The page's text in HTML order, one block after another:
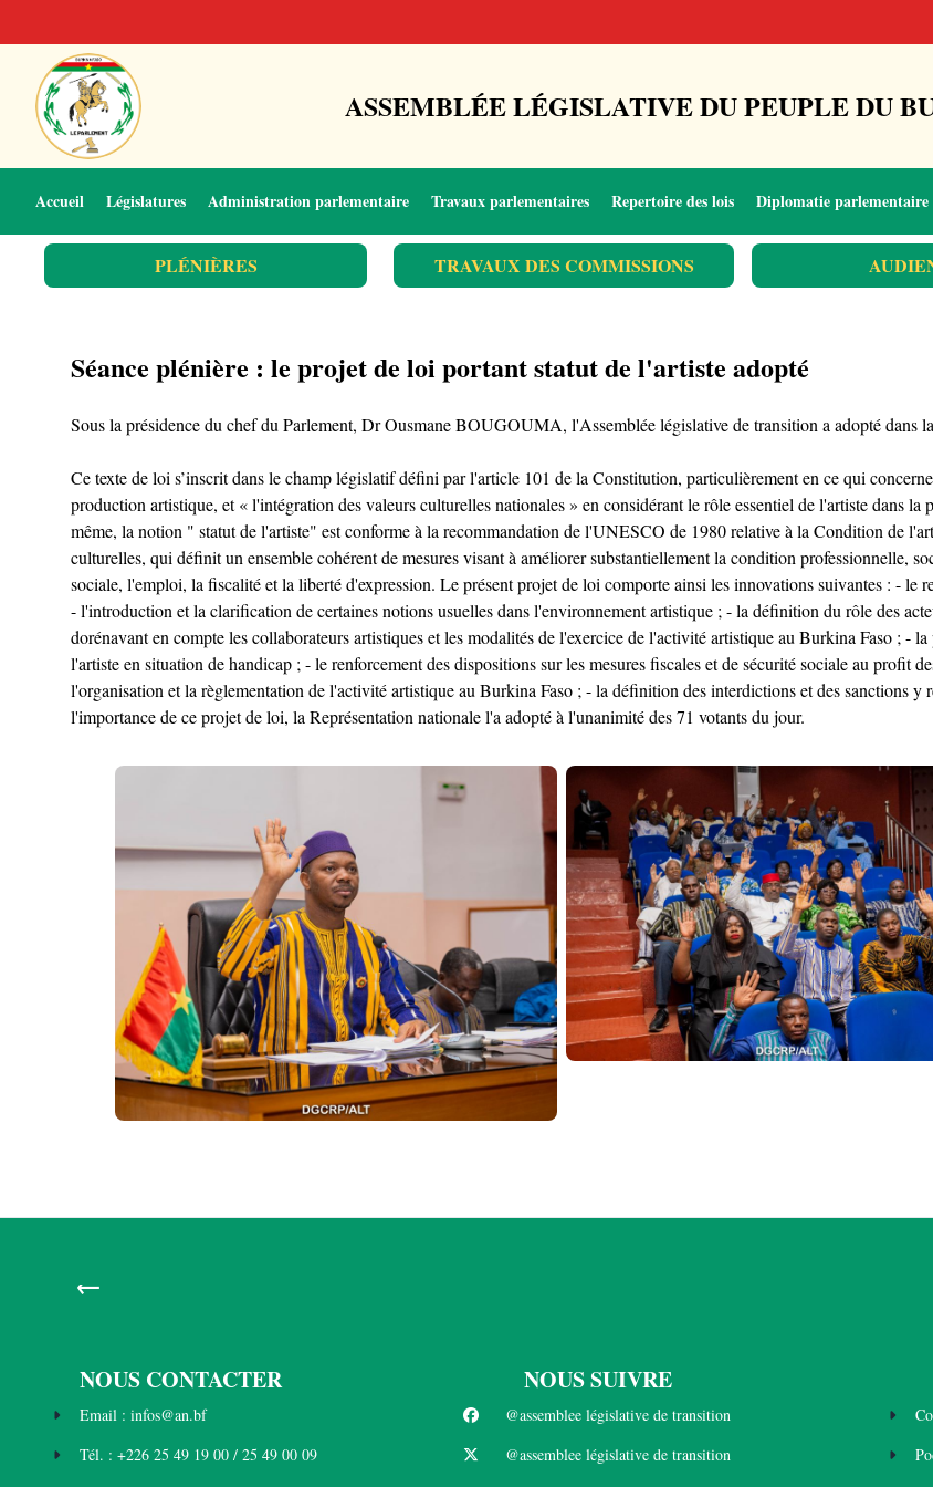
ASSEMBLÉE LÉGISLATIVE DU PEUPLE DU
Accueil Législatures Administration parlementaire Travaux parlementaires Repertoire des lois Diplomatie parlementaire
PLÉNIÈRES TRAVAUX DES COMMISSIONS
Séance plénière : le projet de loi portant statut de l'artiste adopté
Sous la présidence du chef du Parlement, Dr Ousmane BOUGOUMA, l'Assemblée législative de transition a adopté dans
Ce texte de loi s’inscrit dans le champ législatif défini par l'article 101 de la Constitution, particulièrement en ce qui
production artistique, et « l'intégration des valeurs culturelles nationales » en considérant le rôle essentiel de l'artiste dans
même, la notion " statut de l'artiste" est conforme à la recommandation de l'UNESCO de 1980 relative à la Condition de
culturelles, qui définit un ensemble cohérent de mesures visant à améliorer substantiellement la condition professionnelle,
sociale, l'emploi, la fiscalité et la liberté d'expression. Le présent projet de loi comporte ainsi les innovations suivantes : - le
- l'introduction et la clarification de certaines notions usuelles dans l'environnement artistique ; - la définition du rôle des
dorénavant en compte les collaborateurs artistiques et les modalités de l'exercice de l'activité artistique au Burkina Faso ; -
l'artiste en situation de handicap ; - le renforcement des dispositions sur les mesures fiscales et de sécurité sociale au profit
l'organisation et la règlementation de l'activité artistique au Burkina Faso ; - la définition des interdictions et des sanctions
l'importance de ce projet de loi, la Représentation nationale l'a adopté à l'unanimité des 71 votants du jour.
←
NOUS CONTACTER
Email : infos@an.bf
Tél. : +226 25 49 19 00 / 25 49 00 09
NOUS SUIVRE
@assemblee législative de transition
@assemblee législative de transition